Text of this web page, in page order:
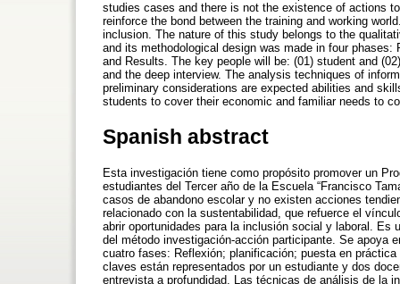
studies cases and there is not the existence of actions
reinforce the bond between the training and working
inclusion. The nature of this study belongs to the
and its methodological design was made in four
and Results. The key people will be: (01) student and
and the deep interview. The analysis techniques of
preliminary considerations are expected abilities and
students to cover their economic and familiar needs to
Spanish abstract
Esta investigación tiene como propósito promover un
estudiantes del Tercer año de la Escuela “Francisco
casos de abandono escolar y no existen acciones
relacionado con la sustentabilidad, que refuerce el
abrir oportunidades para la inclusión social y laboral.
del método investigación-acción participante. Se apoya
cuatro fases: Reflexión; planificación; puesta en
claves están representados por un estudiante y dos
entrevista a profundidad. Las técnicas de análisis de la